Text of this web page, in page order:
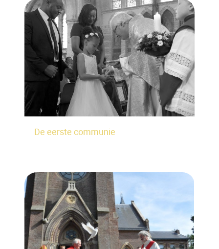
De eerste communie